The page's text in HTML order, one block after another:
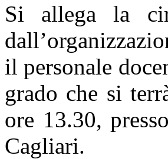
Si allega la
il personale
grado che si
ore 13.30,
Cagliari.